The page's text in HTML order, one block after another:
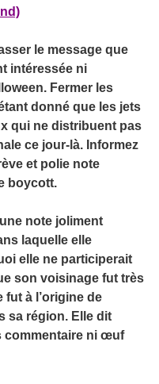
le message que
intéressée ni
Fermer les
donné que les jets
qui ne distribuent pas
ce jour-là. Informez
et polie note
boycott.
note joliment
laquelle elle
elle ne participerait
son voisinage fut très
à l’origine de
sa région. Elle dit
commentaire ni œuf